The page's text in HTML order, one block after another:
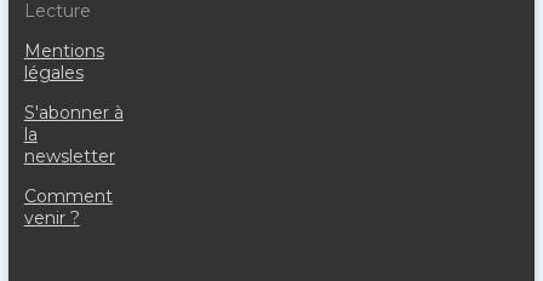
Lecture
Mentions
légales
S'abonner à
la
newsletter
Comment
venir ?